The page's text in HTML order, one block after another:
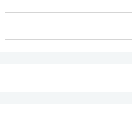
お知らせ
公式SNS